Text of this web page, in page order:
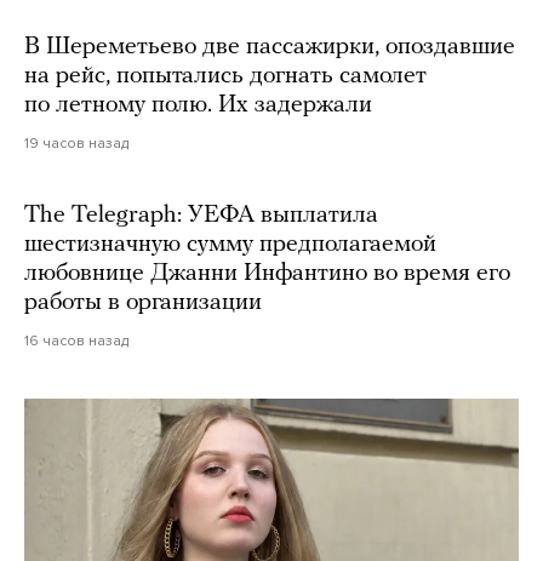
В Шереметьево две пассажирки, опоздавшие
на рейс, попытались догнать самолет
по летному полю. Их задержали
19 часов назад
The Telegraph: УЕФА выплатила
шестизначную сумму предполагаемой
любовнице Джанни Инфантино во время его
работы в организации
16 часов назад